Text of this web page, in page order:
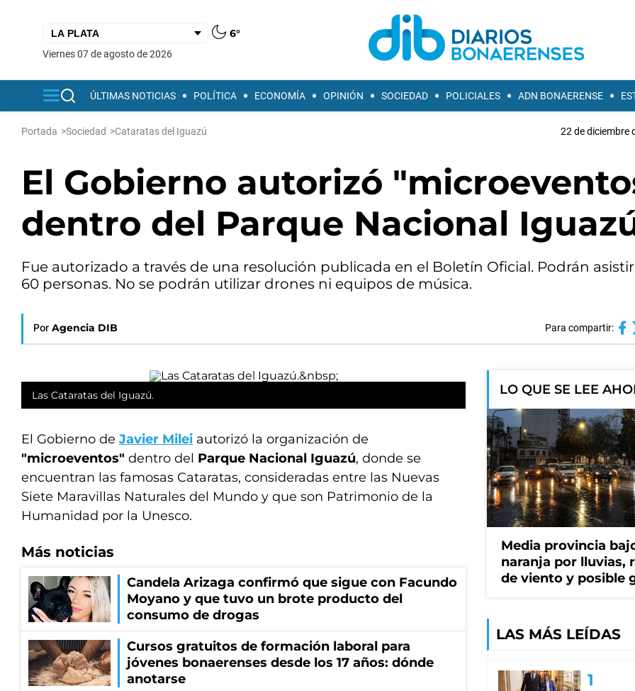
6°
viernes 07 de agosto de 2026
ÚLTIMAS NOTICIAS POLÍTICA ECONOMÍA OPINIÓN SOCIEDAD POLICIALES ADN BONAERENSE
Portada >Sociedad >Cataratas del Iguazú 22 de diciembre
El Gobierno autorizó
dentro del Parque Nacional
Fue autorizado a través de una resolución publicada en el Boletín Oficial. Podrán
60 personas. No se podrán utilizar drones ni equipos de música.
Por Agencia DIB Para compartir:
Las Cataratas del Iguazú.
El Gobierno de Javier Milei autorizó la organización de
"microeventos" dentro del Parque Nacional Iguazú, donde se
encuentran las famosas Cataratas, consideradas entre las Nuevas
Siete Maravillas Naturales del Mundo y que son Patrimonio de la
Humanidad por la Unesco.
Más noticias
Candela Arizaga confirmó que sigue con Facundo
Moyano y que tuvo un brote producto del
consumo de drogas
Cursos gratuitos de formación laboral para
jóvenes bonaerenses desde los 17 años: dónde
anotarse
LO QUE SE LEE
Media provincia
naranja por lluvias,
de viento y posible
LAS MÁS LEÍDAS